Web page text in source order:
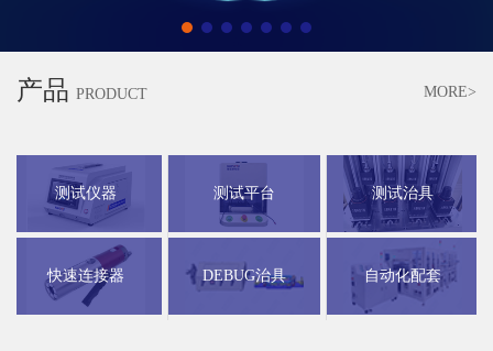
产品 PRODUCT MORE>
测试仪器 测试平台 测试治具
快速连接器 DEBUG治具 自动化配套